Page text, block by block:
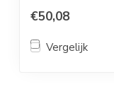
€50,08
Vergelijk